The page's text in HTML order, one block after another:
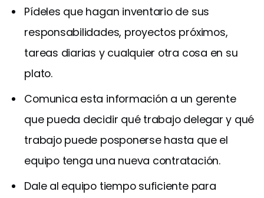
Pídeles que hagan inventario de sus
responsabilidades, proyectos próximos,
tareas diarias y cualquier otra cosa en su
plato.
Comunica esta información a un gerente
que pueda decidir qué trabajo delegar y qué
trabajo puede posponerse hasta que el
equipo tenga una nueva contratación.
Dale al equipo tiempo suficiente para